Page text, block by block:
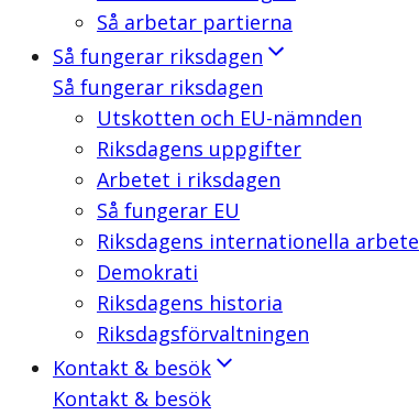
Så arbetar partierna
Så fungerar riksdagen
Så fungerar riksdagen
Utskotten och EU-nämnden
Riksdagens uppgifter
Arbetet i riksdagen
Så fungerar EU
Riksdagens internationella arbete
Demokrati
Riksdagens historia
Riksdagsförvaltningen
Kontakt & besök
Kontakt & besök